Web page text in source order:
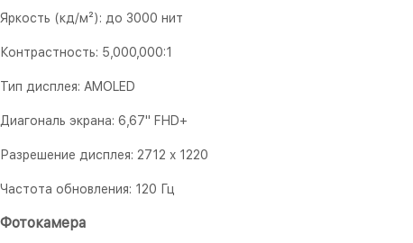
Яркость (кд/м²): до 3000 нит
Контрастность: 5,000,000:1
Тип дисплея: AMOLED
Диагональ экрана: 6,67" FHD+
Разрешение дисплея: 2712 x 1220
Частота обновления: 120 Гц
Фотокамера